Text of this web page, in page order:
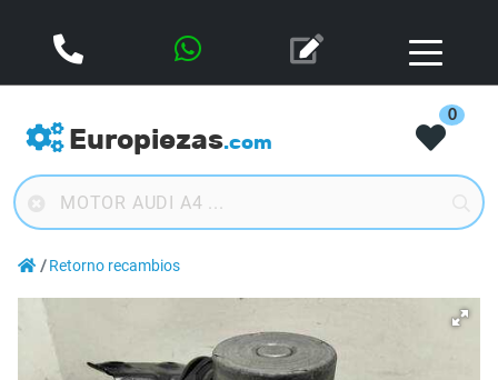
Europiezas.com
0
Retorno recambios